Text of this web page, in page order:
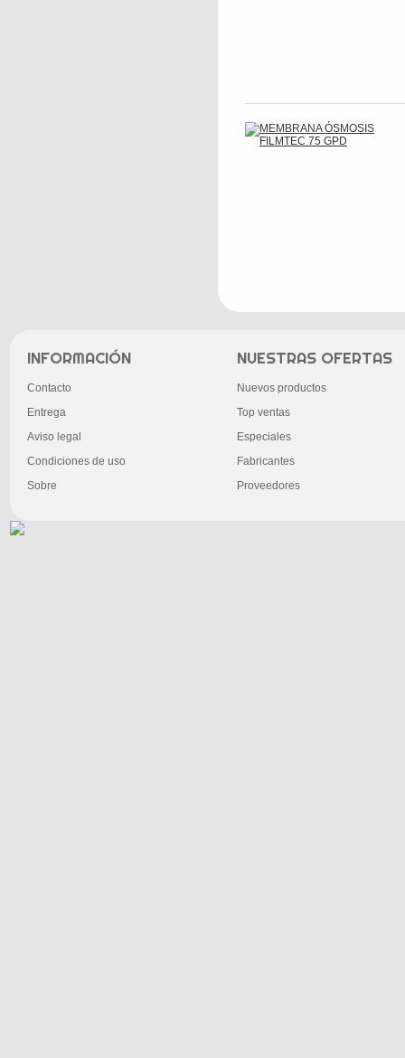
INFORMACIÓN
Contacto
Entrega
Aviso legal
Condiciones de uso
Sobre
NUESTRAS OFERTAS
Nuevos productos
Top ventas
Especiales
Fabricantes
Proveedores